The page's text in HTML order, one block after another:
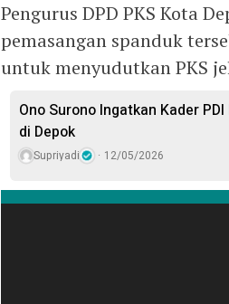
Pengurus DPD PKS Kota
pemasangan spanduk
untuk menyudutkan PKS
Ono Surono Ingatkan Kader
di Depok
Supriyadi 12/05/2026